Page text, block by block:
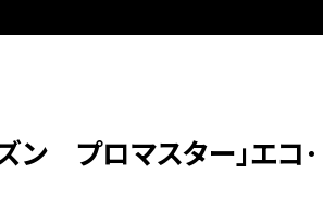
ズン プロマスター」エコ